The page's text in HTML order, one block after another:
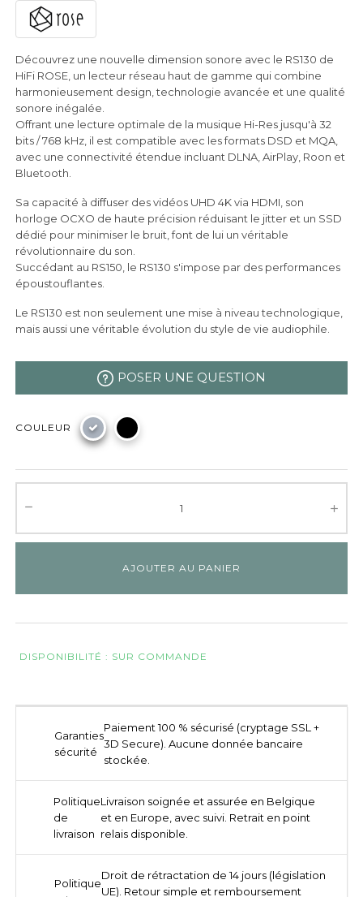
Découvrez une nouvelle dimension sonore avec le RS130 de
HiFi ROSE, un lecteur réseau haut de gamme qui combine
harmonieusement design, technologie avancée et une qualité
sonore inégalée.
Offrant une lecture optimale de la musique Hi-Res jusqu'à 32
bits / 768 kHz, il est compatible avec les formats DSD et MQA,
avec une connectivité étendue incluant DLNA, AirPlay, Roon et
Bluetooth.
Sa capacité à diffuser des vidéos UHD 4K via HDMI, son
horloge OCXO de haute précision réduisant le jitter et un SSD
dédié pour minimiser le bruit, font de lui un véritable
révolutionnaire du son.
Succédant au RS150, le RS130 s'impose par des performances
époustouflantes.
Le RS130 est non seulement une mise à niveau technologique,
mais aussi une véritable évolution du style de vie audiophile.
POSER UNE QUESTION
COULEUR
AJOUTER AU PANIER
DISPONIBILITÉ : SUR COMMANDE
Garanties
sécurité
Paiement 100 % sécurisé (cryptage SSL +
3D Secure). Aucune donnée bancaire
stockée.
Politique
de
livraison
Livraison soignée et assurée en Belgique
et en Europe, avec suivi. Retrait en point
relais disponible.
Politique
Droit de rétractation de 14 jours (législation
UE). Retour simple et remboursement